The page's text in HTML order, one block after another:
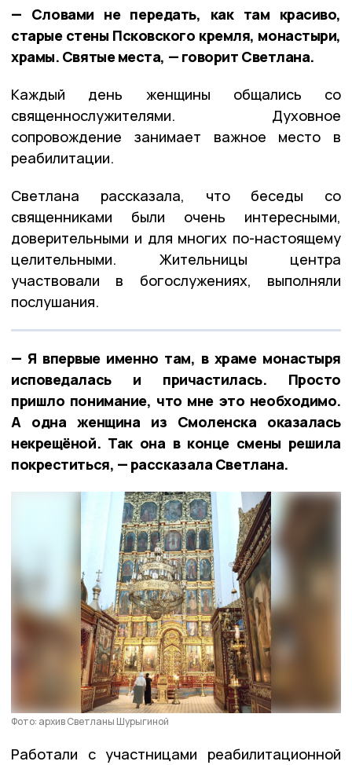
— Словами не передать, как там красиво,
старые стены Псковского кремля, монастыри,
храмы. Святые места, — говорит Светлана.
Каждый день женщины общались со
священнослужителями. Духовное
сопровождение занимает важное место в
реабилитации.
Светлана рассказала, что беседы со
священниками были очень интересными,
доверительными и для многих по-настоящему
целительными. Жительницы центра
участвовали в богослужениях, выполняли
послушания.
— Я впервые именно там, в храме монастыря
исповедалась и причастилась. Просто
пришло понимание, что мне это необходимо.
А одна женщина из Смоленска оказалась
некрещёной. Так она в конце смены решила
покреститься, — рассказала Светлана.
Фото: архив Светланы Шурыгиной
Работали с участницами реабилитационной